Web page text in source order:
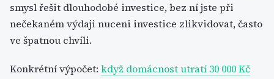
smysl řešit dlouhodobé investice, bez ní jste při
nečekaném výdaji nuceni investice zlikvidovat, často
ve špatnou chvíli.
Konkrétní výpočet: když domácnost utratí 30 000 Kč